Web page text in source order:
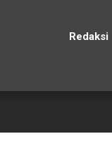
Redaksi